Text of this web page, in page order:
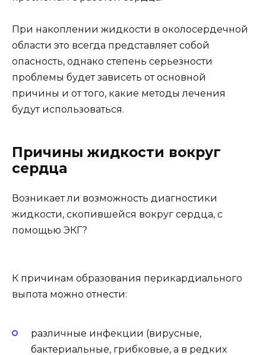
При накоплении жидкости в околосердечной
области это всегда представляет собой
опасность, однако степень серьезности
проблемы будет зависеть от основной
причины и от того, какие методы лечения
будут использоваться.
Причины жидкости вокруг
сердца
Возникает ли возможность диагностики
жидкости, скопившейся вокруг сердца, с
помощью ЭКГ?
К причинам образования перикардиального
выпота можно отнести:
различные инфекции (вирусные,
бактериальные, грибковые, а в редких